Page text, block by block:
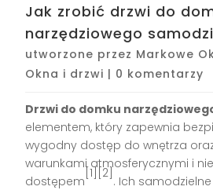
Jak zrobić drzwi do
narzędziowego
utworzone przez Markowe
Okna i drzwi | 0 komentarzy
Drzwi do domku
elementem, który zapewnia
wygodny dostęp do wnętrza
warunkami atmosferycznymi i
dostępem
[1][2]
. Ich